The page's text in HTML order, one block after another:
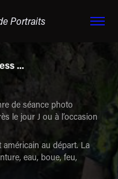
Portraits
...
de séance photo
le jour J ou à l’occasion
au départ. La
eau, boue, feu,